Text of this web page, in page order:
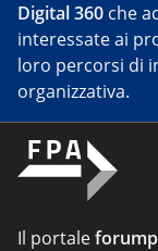
Digital 360 che
interessate ai
loro percorsi di
organizzativa.
Il portale